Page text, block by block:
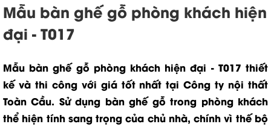
Mẫu bàn ghế gỗ phòng khách hiện
đại - T017
Mẫu bàn ghế gỗ phòng khách hiện đại - T017 thiết
kế và thi công với giá tốt nhất tại Công ty nội thất
Toàn Cầu. Sử dụng bàn ghế gỗ trong phòng khách
thể hiện tính sang trọng của chủ nhà, chính vì thế bộ